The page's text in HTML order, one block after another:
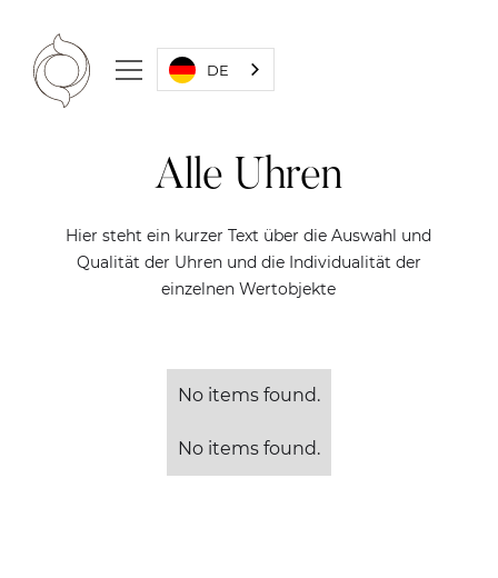
DE
Alle Uhren
Hier steht ein kurzer Text über die Auswahl und
Qualität der Uhren und die Individualität der
einzelnen Wertobjekte
No items found.
No items found.